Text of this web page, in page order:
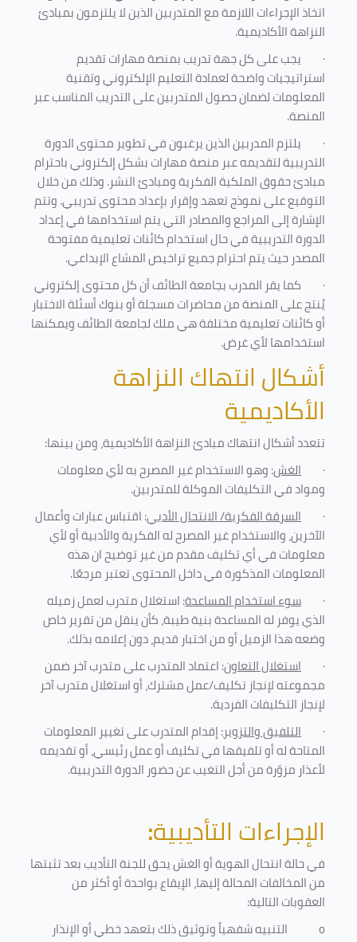
اتخاذ الإجراءات اللازمة مع المتدربين الذين لا يلتزمون بمبادئ
النزاهة الأكاديمية.
· يجب على كل جهة تدريب بمنصة مهارات تقديم
استراتيجيات واضحة لعمادة التعليم الإلكتروني وتقنية
المعلومات لضمان حصول المتدربين على التدريب المناسب عبر
المنصة.
· يلتزم المدربين الذين يرغبون في تطوير محتوى الدورة
التدريبية لتقديمه عبر منصة مهارات بشكل إلكتروني باحترام
مبادئ حقوق الملكية الفكرية ومبادئ النشر. وذلك من خلال
التوقيع على نموذج تعهد وإقرار بإعداد محتوى تدريبي. وتتم
الإشارة إلى المراجع والمصادر التي يتم استخدامها في إعداد
الدورة التدريبية في حال استخدام كائنات تعليمية مفتوحة
المصدر حيث يتم احترام جميع تراخيص المشاع الإبداعي.
· كما يقر المدرب بجامعة الطائف أن كل محتوى إلكتروني
يُنتج على المنصة من محاضرات مسجلة أو بنوك أسئلة الاختبار
أو كائنات تعليمية مختلفة هي ملك لجامعة الطائف ويمكنها
استخدامها لأي غرض.
أشكال انتهاك النزاهة
الأكاديمية
تتعدد أشكال انتهاك مبادئ النزاهة الأكاديمية، ومن بينها:
· الغش: وهو الاستخدام غير المصرح به لأي معلومات
ومواد في التكليفاتالموكلة للمتدربين.
· السرقة الفكرية/ الانتحال الأدبي: اقتباس عبارات وأعمال
الآخرين، والاستخدام غير المصرح له الفكرية والأدبية أو لأي
معلومات في أي تكليف مقدم من غير توضيح ان هذه
المعلومات المذكورة في داخل المحتوى تعتبر مرجعًا.
· سوء استخدام المساعدة: استغلال متدرب لعمل زميله
الذي يوفر له المساعدة بنية طيبة، كأن ينقل من تقرير خاص
وضعه هذا الزميل أو من اختبار قديم، دون إعلامه بذلك.
· استغلال التعاون: اعتماد المتدرب على متدرب آخر ضمن
مجموعته لإنجاز تكليف/عمل مشترك، أو استغلال متدرب آخر
لإنجاز التكليفات الفردية.
· التلفيق والتزوير: إقدام المتدرب على تغيير المعلومات
المتاحة له أو تلفيقها في تكليف أو عمل رئيسي، أو تقديمه
لأعذار مزوّرة من أجل التغيب عن حضور الدورة التدريبية.
الإجراءات التأديبية:
في حالة انتحال الهوية أو الغش يحق للجنة التأديب بعد تثبتها
من المخالفات المحالة إليها، الإيقاع بواحدة أو أكثر من
العقوبات التالية:
o
التنبيه شفهياً وتوثيق ذلك بتعهد خطي أو الإنذار